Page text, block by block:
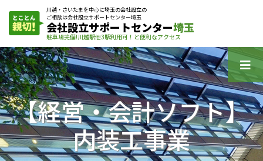
川越・さいたまを中心に埼玉の会社設立の
ご相談は会社設立サポートセンター埼玉
会社設立サポートセンター埼玉
駐車場完備!川越駅他3駅利用可！と便利なアクセス
【経営・会計ソフト】
内装工事業